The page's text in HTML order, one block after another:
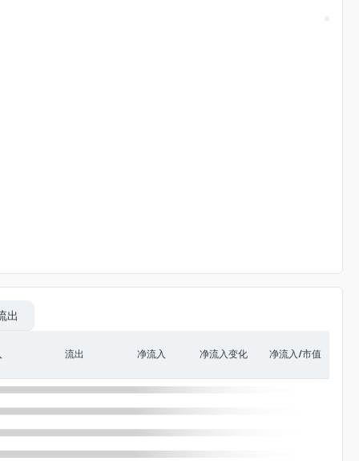
出
流出 净流入 净流入变化 净流入/市值